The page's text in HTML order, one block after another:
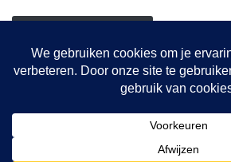
De bakkerij